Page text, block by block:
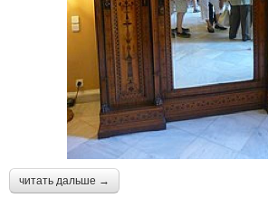
читать дальше →